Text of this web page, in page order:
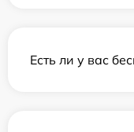
Есть ли у вас